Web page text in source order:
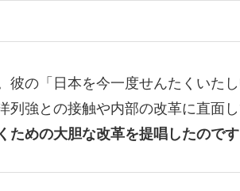
彼の「日本を今一度せんたくいたし
列強との接触や内部の改革に直面し
ための大胆な改革を提唱したのです